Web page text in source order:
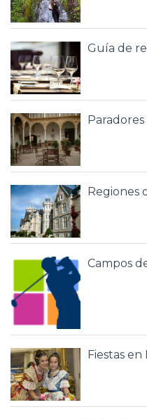
Guía de
Regiones
Campos
Fiestas en